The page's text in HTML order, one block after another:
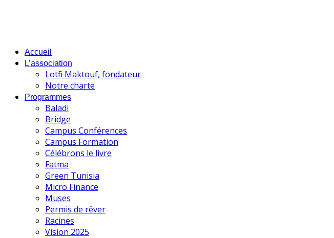
Accueil
L’association
Lotfi Maktouf, fondateur
Notre charte
Programmes
Baladi
Bridge
Campus Conférences
Campus Formation
Célébrons le livre
Fatma
Green Tunisia
Micro Finance
Muses
Permis de rêver
Racines
Vision 2025